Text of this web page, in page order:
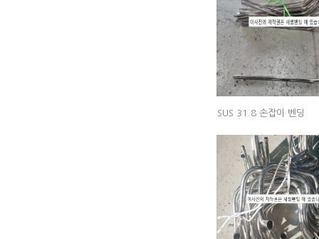
SUS 31.8 손잡이 벤딩